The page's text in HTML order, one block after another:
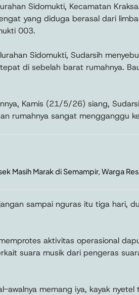
Sidomukti, Kecamatan
yang diduga berasal dari
003.
Sidomukti, Sudarsih
di sebelah barat rumahnya.
Kamis (21/5/26) siang,
rumahnya sangat mengganggu
Masih Marak di Semampir, Warga
sampai nguras itu tiga hari,
aktivitas operasional
suara musik dari pengeras
awalnya memang iya, kayak